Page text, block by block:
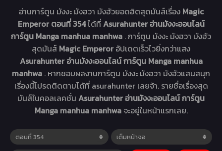
อ่านการ์ตูน มังงะ มังฮวา มังฮัวยอดฮิตสุดมันส์เรื่อง Magic
Emperor ตอนที่ 354ได้ที่Asurahunter อ่านมังงะออนไลน์
การ์ตูน Manga manhua manhwa . การ์ตูน มังงะ มังฮวา มังฮัว
สุดมันส์ Magic Emperor อัปเดตเร็วไวยิ่งกว่าแสง
Asurahunter อ่านมังงะออนไลน์ การ์ตูน Manga manhua
manhwa . หากชอบผลงานการ์ตูน มังงะ มังฮวา มังฮัวแสนสนุก
เรื่องนี้โปรดติดตามได้ที่ asurahunter เลยจ้า. รายชื่อเรื่องสุด
มันส์ในคอลเลคชั่น Asurahunter อ่านมังงะออนไลน์ การ์ตูน
Manga manhua manhwa จะอยู่ในหน้าแรกเลย.